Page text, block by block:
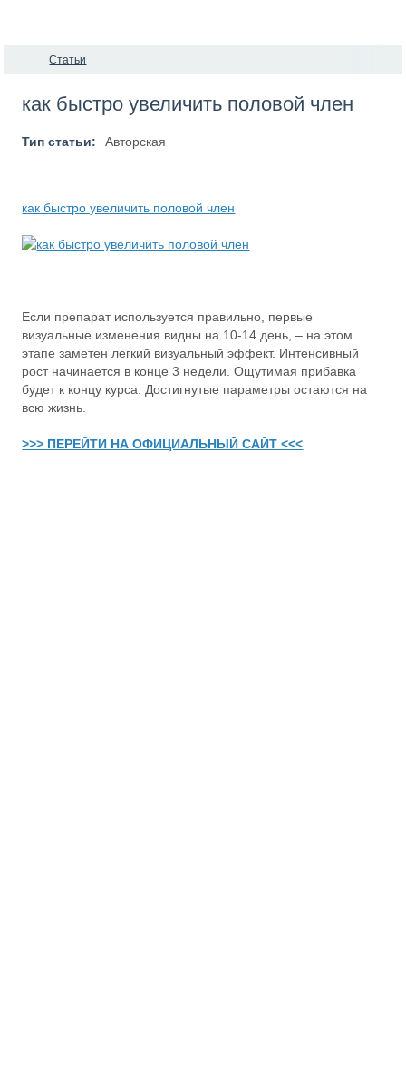
Статьи
как быстро увеличить половой член
Тип статьи: Авторская
как быстро увеличить половой член
Если препарат используется правильно, первые
визуальные изменения видны на 10-14 день, – на этом
этапе заметен легкий визуальный эффект. Интенсивный
рост начинается в конце 3 недели. Ощутимая прибавка
будет к концу курса. Достигнутые параметры остаются на
всю жизнь.
>>> ПЕРЕЙТИ НА ОФИЦИАЛЬНЫЙ САЙТ <<<